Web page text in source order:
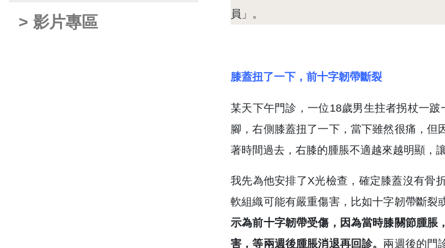
> 影片專區
員」。
膝蓋扭了一下，前十字韌帶斷裂
某天下午門診，一位18歲男生拄者拐杖一
腳，右側膝蓋扭了一下，當下雖然很痛，但
著時間過去，右膝的腫脹不適越來越明顯，
我先為他安排了X光檢查，確定膝蓋沒有骨
軟組織可能有嚴重傷害，比如十字韌帶斷裂
示為前十字韌帶受傷，因為當時膝關節腫脹
害，等兩週後腫脹消退再回診。 兩週後的門